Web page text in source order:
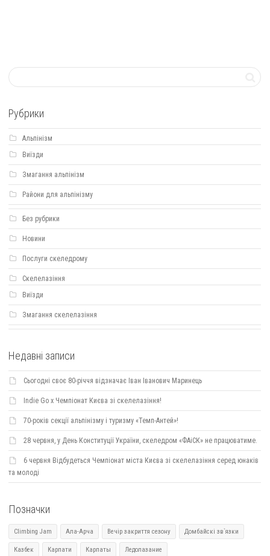
Рубрики
Альпінізм
Виїзди
Змагання альпінізм
Райони для альпінізму
Без рубрики
Новини
Послуги скеледрому
Скелелазіння
Виїзди
Змагання скелелазіння
Недавні записи
Сьогодні своє 80-річчя відзначає Іван Іванович Маринець
Indie Go х Чемпіонат Києва зі скелелазіння!
70-років секції альпінізму і туризму «Темп-Антей»!
28 червня, у День Конституції України, скеледром «ФАіСК» не працюватиме.
6 червня Відбудеться Чемпіонат міста Києва зі скелелазіння серед юнаків
та молоді
Позначки
Climbing Jam Ала-Арча Вечір закриття сезону Домбайскі зв`язки
Казбек Карпати Карпаты Ледолазание